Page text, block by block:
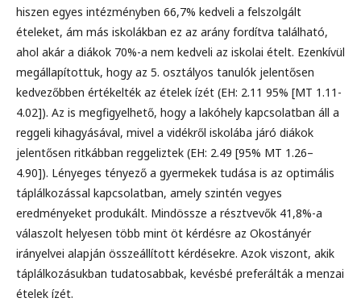
hiszen egyes intézményben 66,7% kedveli a felszolgált
ételeket, ám más iskolákban ez az arány fordítva található,
ahol akár a diákok 70%-a nem kedveli az iskolai ételt. Ezenkívül
megállapítottuk, hogy az 5. osztályos tanulók jelentősen
kedvezőbben értékelték az ételek ízét (EH: 2.11 95% [MT 1.11-
4.02]). Az is megfigyelhető, hogy a lakóhely kapcsolatban áll a
reggeli kihagyásával, mivel a vidékről iskolába járó diákok
jelentősen ritkábban reggeliztek (EH: 2.49 [95% MT 1.26–
4.90]). Lényeges tényező a gyermekek tudása is az optimális
táplálkozással kapcsolatban, amely szintén vegyes
eredményeket produkált. Mindössze a résztvevők 41,8%-a
válaszolt helyesen több mint öt kérdésre az Okostányér
irányelvei alapján összeállított kérdésekre. Azok viszont, akik
táplálkozásukban tudatosabbak, kevésbé preferálták a menzai
ételek ízét.